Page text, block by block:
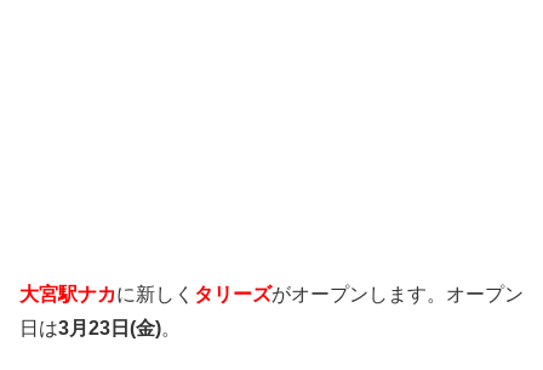
大宮駅ナカに新しく タリーズがオープンします。オープン
日は3月23日(金)。